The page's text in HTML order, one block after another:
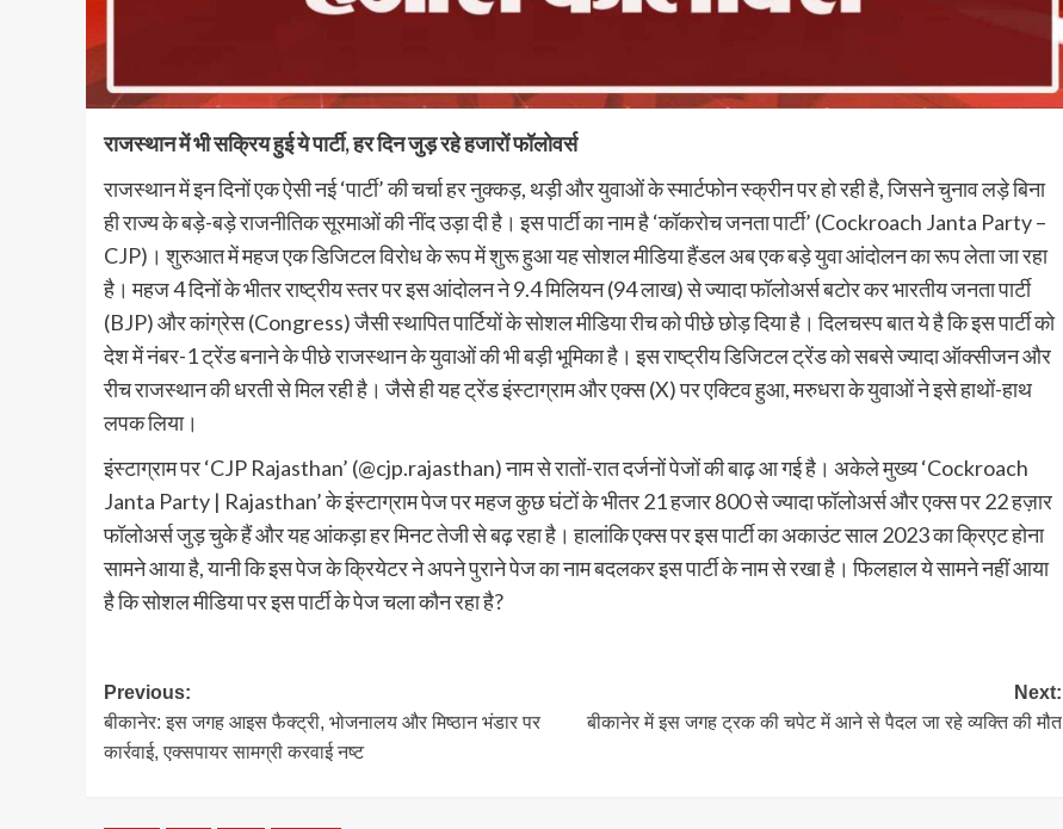
राजस्थान में भी सक्रिय हुई ये पार्टी, हर दिन जुड़ रहे हजारों फॉलोवर्स
राजस्थान में इन दिनों एक ऐसी नई ‘पार्टी’ की चर्चा हर नुक्कड़, थड़ी और युवाओं के स्मार्टफोन स्क्रीन पर हो रही है, जिसने चुनाव लड़े बिना
ही राज्य के बड़े-बड़े राजनीतिक सूरमाओं की नींद उड़ा दी है। इस पार्टी का नाम है ‘कॉकरोच जनता पार्टी’ (Cockroach Janta Party –
CJP)। शुरुआत में महज एक डिजिटल विरोध के रूप में शुरू हुआ यह सोशल मीडिया हैंडल अब एक बड़े युवा आंदोलन का रूप लेता जा रहा
है। महज 4 दिनों के भीतर राष्ट्रीय स्तर पर इस आंदोलन ने 9.4 मिलियन (94 लाख) से ज्यादा फॉलोअर्स बटोर कर भारतीय जनता पार्टी
(BJP) और कांग्रेस (Congress) जैसी स्थापित पार्टियों के सोशल मीडिया रीच को पीछे छोड़ दिया है। दिलचस्प बात ये है कि इस पार्टी को
देश में नंबर-1 ट्रेंड बनाने के पीछे राजस्थान के युवाओं की भी बड़ी भूमिका है। इस राष्ट्रीय डिजिटल ट्रेंड को सबसे ज्यादा ऑक्सीजन और
रीच राजस्थान की धरती से मिल रही है। जैसे ही यह ट्रेंड इंस्टाग्राम और एक्स (X) पर एक्टिव हुआ, मरुधरा के युवाओं ने इसे हाथों-हाथ
लपक लिया।
इंस्टाग्राम पर ‘CJP Rajasthan’ (@cjp.rajasthan) नाम से रातों-रात दर्जनों पेजों की बाढ़ आ गई है। अकेले मुख्य ‘Cockroach
Janta Party | Rajasthan’ के इंस्टाग्राम पेज पर महज कुछ घंटों के भीतर 21 हजार 800 से ज्यादा फॉलोअर्स और एक्स पर 22 हज़ार
फॉलोअर्स जुड़ चुके हैं और यह आंकड़ा हर मिनट तेजी से बढ़ रहा है। हालांकि एक्स पर इस पार्टी का अकाउंट साल 2023 का क्रिएट होना
सामने आया है, यानी कि इस पेज के क्रियेटर ने अपने पुराने पेज का नाम बदलकर इस पार्टी के नाम से रखा है। फिलहाल ये सामने नहीं आया
है कि सोशल मीडिया पर इस पार्टी के पेज चला कौन रहा है?
Post
navigation
Previous:
बीकानेर: इस जगह आइस फैक्ट्री, भोजनालय और मिष्ठान भंडार पर
कार्रवाई, एक्सपायर सामग्री करवाई नष्ट
Next:
बीकानेर में इस जगह ट्रक की चपेट में आने से पैदल जा रहे व्यक्ति की मौत